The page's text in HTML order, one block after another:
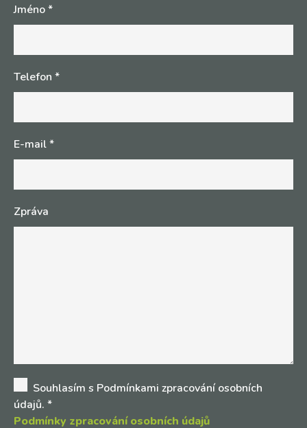
Jméno*
Telefon *
E-mail*
Zpráva
Souhlasím s Podmínkami zpracování osobních
údajů. *
Podmínky zpracování osobních údajů